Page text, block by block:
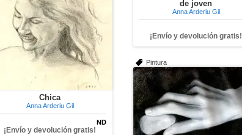
de joven
Anna Arderiu Gil
¡Envío y devolución gratis!
Chica
Anna Arderiu Gil
ND
¡Envío y devolución gratis!
Pintura